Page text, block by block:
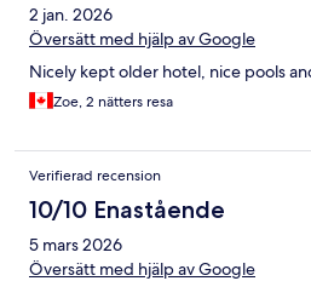
2 jan. 2026
Översätt med hjälp av Google
Nicely kept older hotel, nice pools
Zoe, 2 nätters resa
Verifierad recension
10/10 Enastående
5 mars 2026
Översätt med hjälp av Google